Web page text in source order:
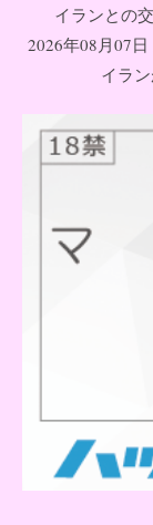
イランとの
2026年08月07
イラ